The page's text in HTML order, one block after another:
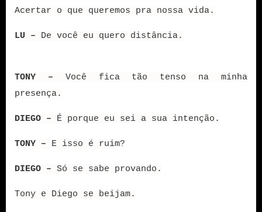
Acertar o que queremos pra nossa vida.
LU – De você eu quero distância.
TONY – Você fica tão tenso na minha
presença.
DIEGO – É porque eu sei a sua intenção.
TONY – E isso é ruim?
DIEGO – Só se sabe provando.
Tony e Diego se beijam.